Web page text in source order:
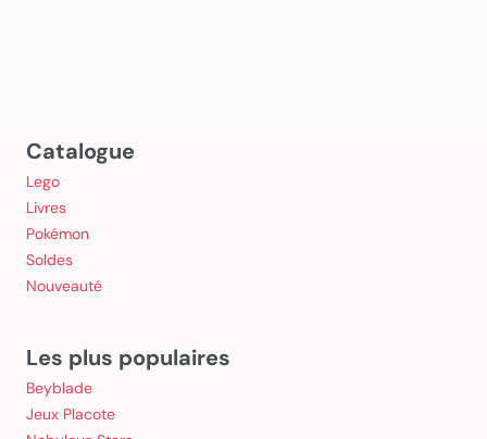
Catalogue
Lego
Livres
Pokémon
Soldes
Nouveauté
Les plus populaires
Beyblade
Jeux Placote